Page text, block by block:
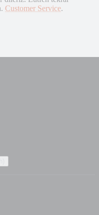
Customer Service.